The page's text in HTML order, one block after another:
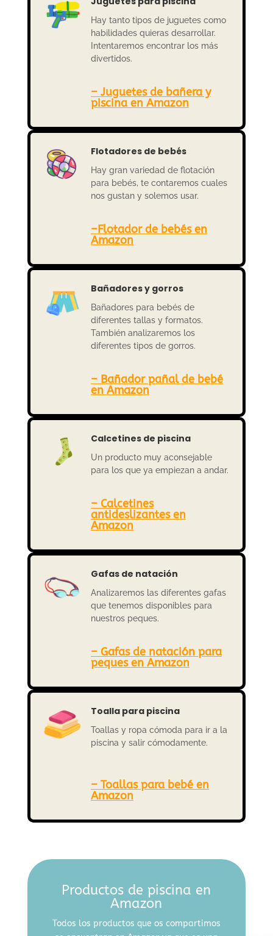
Hay tanto tipos de juguetes como
habilidades quieras desarrollar.
Intentaremos encontrar los más
divertidos.
– Juguetes de bañera y
piscina en Amazon
Flotadores de bebés
Hay gran variedad de flotación
para bebés, te contaremos cuales
nos gustan y solemos usar.
–Flotador de bebés en
Amazon
Bañadores y gorros
Bañadores para bebés de
diferentes tallas y formatos.
También analizaremos los
diferentes tipos de gorros.
– Bañador pañal de bebé
en Amazon
Calcetines de piscina
Un producto muy aconsejable
para los que ya empiezan a andar.
– Calcetines
antideslizantes en
Amazon
Gafas de natación
Analizaremos las diferentes gafas
que tenemos disponibles para
nuestros peques.
– Gafas de natación para
peques en Amazon
Toalla para piscina
Toallas y ropa cómoda para ir a la
piscina y salir cómodamente.
– Toallas para bebé en
Amazon
Productos de piscina en
Amazon
Todos los productos que os compartimos